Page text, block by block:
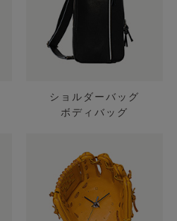
ショルダーバッグ
ボディバッグ